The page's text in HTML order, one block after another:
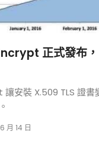
正式發布
安裝 X.509 TLS 證書
月 14 日